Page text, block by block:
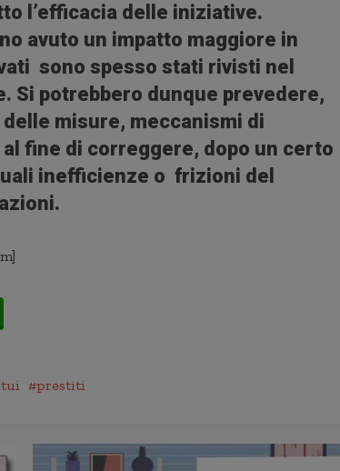
l’efficacia delle iniziative.
avuto un impatto maggiore in
sono spesso stati rivisti nel
. Si potrebbero dunque prevedere,
misure, meccanismi di
fine di correggere, dopo un certo
inefficienze o frizioni del
prestiti